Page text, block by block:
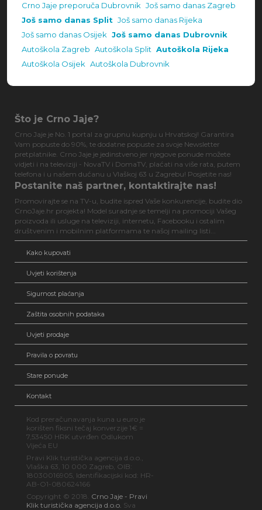
Crno Jaje preporuča Dubrovnik Još samo danas Zagreb
Još samo danas Split Još samo danas Rijeka
Još samo danas Osijek Još samo danas Dubrovnik
Autoškola Zagreb Autoškola Split Autoškola Rijeka
Autoškola Osijek Autoškola Dubrovnik
Što je Crno Jaje?
Crno Jaje je No. 1 portal za grupnu kupnju u Hrvatskoj! Garantira
Vam popuste do 90%, te dodatne popuste za svoje Newsletter
pretplatnike. Crno Jaje je jedinstveno jer njegove ponude možete
vidjeti i na televiziji - NovaTV i DomaTV, plaćati na više rata, putem
telefona i u našem dućanu u Vlaškoj 63 u Zagrebu! Posjetite nas!
Postanite naš partner, kontaktirajte nas!
Promovirajte se na TV-u, budite ispred Vaše konkurencije, budite dio
CrnoJaje.hr projekta! Model suradnje se temelji na promociji Vašeg
proizvoda ili usluge na televiziji, internetu, Facebooku i ostalim
društvenim i mobilnim platformama te našoj mailing listi...
Kako kupovati
Uvjeti korištenja
Sigurnost plaćanja
Zaštita osobnih podataka
Uvjeti prodaje
Pravila o povratu
Stare ponude
Kontakt
Kod preračunavanja kuna u euro je
korišten fiksni tečaj konverzije 1€ =
7,53450 HRK utvrđen Odlukom
Vijeća EU
Pravi Klik turistička agencija d.o.o.,
Vlaška 63, 10 000 Zagreb, OIB:
18030016905, Identifikacijski kod: HR-
AB-O1-080624166
Copyright © 2018. Crno Jaje - Pravi
Klik turistička agencija d.o.o. Sva